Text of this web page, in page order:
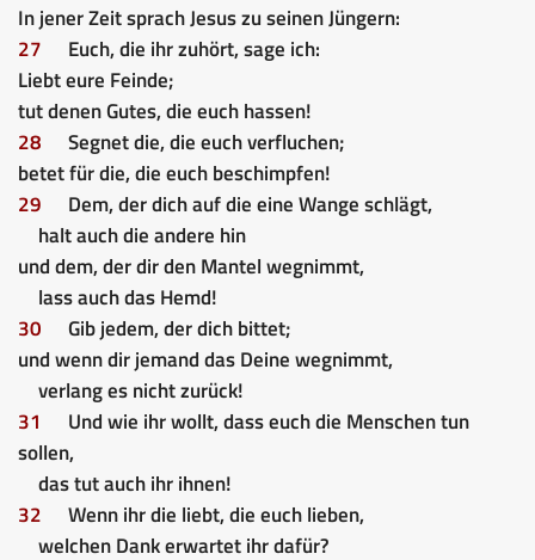
In jener Zeit sprach Jesus zu seinen Jüngern:
27
Euch, die ihr zuhört, sage ich:
Liebt eure Feinde;
tut denen Gutes, die euch hassen!
28
Segnet die, die euch verfluchen;
betet für die, die euch beschimpfen!
29
Dem, der dich auf die eine Wange schlägt,
halt auch die andere hin
und dem, der dir den Mantel wegnimmt,
lass auch das Hemd!
30
Gib jedem, der dich bittet;
und wenn dir jemand das Deine wegnimmt,
verlang es nicht zurück!
31
Und wie ihr wollt, dass euch die Menschen tun
sollen,
das tut auch ihr ihnen!
32
Wenn ihr die liebt, die euch lieben,
welchen Dank erwartet ihr dafür?